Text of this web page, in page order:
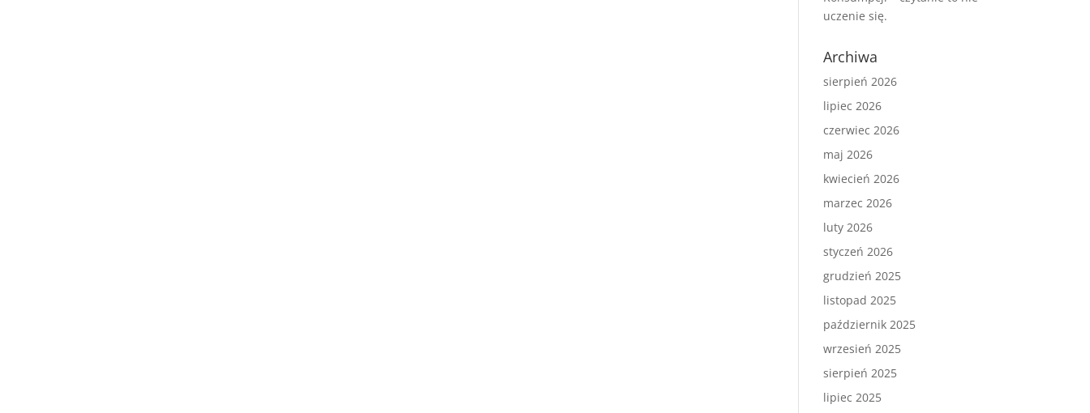
uczenie się.
Archiwa
sierpień 2026
lipiec 2026
czerwiec 2026
maj 2026
kwiecień 2026
marzec 2026
luty 2026
styczeń 2026
grudzień 2025
listopad 2025
październik 2025
wrzesień 2025
sierpień 2025
lipiec 2025